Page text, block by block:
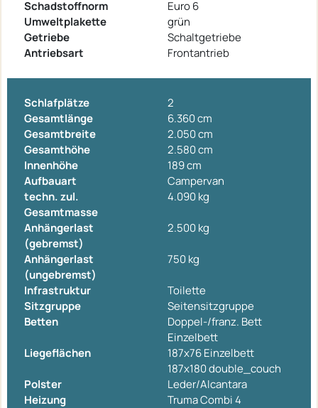
Schadstoffnorm
Euro 6
Umweltplakette
grün
Getriebe
Schaltgetriebe
Antriebsart
Frontantrieb
Schlafplätze
2
Gesamtlänge
6.360 cm
Gesamtbreite
2.050 cm
Gesamthöhe
2.580 cm
Innenhöhe
189 cm
Aufbauart
Campervan
techn. zul.
Gesamtmasse
4.090 kg
Anhängerlast
(gebremst)
2.500 kg
Anhängerlast
(ungebremst)
750 kg
Infrastruktur
Toilette
Sitzgruppe
Seitensitzgruppe
Betten
Doppel-/franz. Bett
Einzelbett
Liegeflächen
187x76 Einzelbett
187x180 double_couch
Polster
Leder/Alcantara
Heizung
Truma Combi 4